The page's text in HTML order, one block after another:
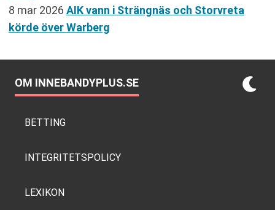
8 mar 2026 AIK vann i Strängnäs och Storvreta
körde över Warberg
OM INNEBANDYPLUS.SE
BETTING
INTEGRITETSPOLICY
LEXIKON